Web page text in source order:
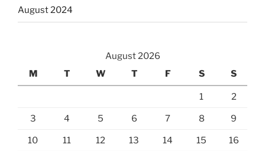
August 2024
August 2026
M
T W T F S S
1 2
3 4 5 6 7 8 9
10 11 12 13 14 15 16